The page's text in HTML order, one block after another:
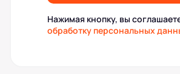
Нажимая кнопку, вы
обработку персональных